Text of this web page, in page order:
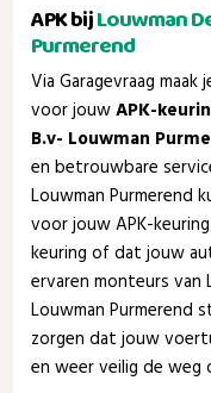
APK bijLouwman
Purmerend
Via Garagevraag
voor jouwAPK-
B.v- Louwman
en betrouwbare
Louwman Purmerend
voor jouw APK-
keuring of dat jouw
ervaren monteurs van
Louwman Purmerend
zorgen dat jouw
en weer veilig de weg